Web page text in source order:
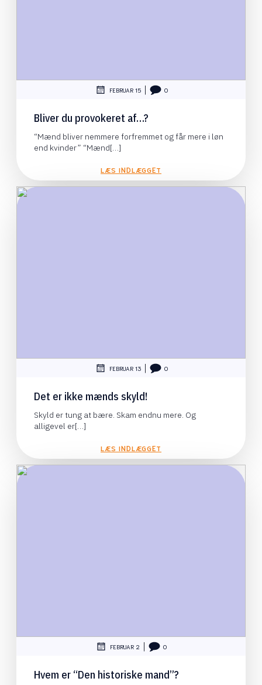
FEBRUAR 15 0
Bliver du provokeret af…?
“Mænd bliver nemmere forfremmet og får mere i løn
end kvinder” “Mænd[…]
LÆS INDLÆGGET
FEBRUAR 13 0
Det er ikke mænds skyld!
Skyld er tung at bære. Skam endnu mere. Og
alligevel er[…]
LÆS INDLÆGGET
FEBRUAR 2 0
Hvem er “Den historiske mand”?